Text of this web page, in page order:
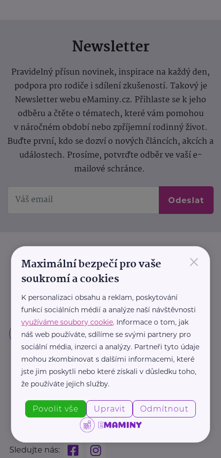
Newsletter
Pravidelný přísun novinek, inspirace na každý den,
podpora pro rodiče i sdílení zkušeností. Takový je
Newsletter webu eMaminy.cz. Přihlaste se k jeho
odběru a čtěte o tématech, které vám pomohou
v náročném období nebo zpříjemní rodinný život.
Buďte první, kdo se dozví o nových článcích, akcích a
událostech. Prosíme, potvrďte odběr ve vaší e-
mailové schránce.
Odeslat
Sledujte nás:
×
Maximální bezpečí pro vaše
soukromí a cookies
K personalizaci obsahu a reklam, poskytování
funkcí sociálních médií a analýze naší návštěvnosti
využíváme soubory cookie. Informace o tom, jak
náš web používáte, sdílíme se svými partnery pro
sociální média, inzerci a analýzy. Partneři tyto údaje
mohou zkombinovat s dalšími informacemi, které
jste jim poskytli nebo které získali v důsledku toho,
že používáte jejich služby.
Povolit vše Upravit Odmítnout